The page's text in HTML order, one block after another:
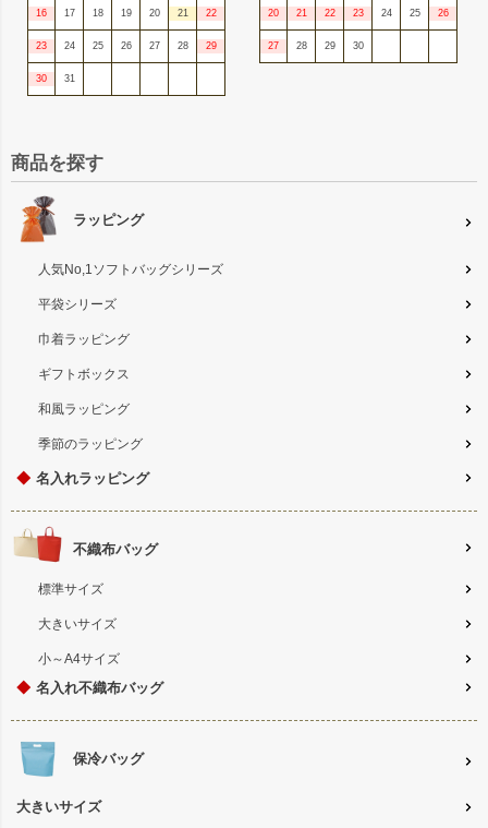
16 17 18 19 20 21 22
23 24 25 26 27 28 29
30 31
20 21 22 23 24 25 26
27 28 29 30
商品を探す
ラッピング
人気No,1ソフトバッグシリーズ
平袋シリーズ
巾着ラッピング
ギフトボックス
和風ラッピング
季節のラッピング
◆ 名入れラッピング
不織布バッグ
標準サイズ
大きいサイズ
小～A4サイズ
◆ 名入れ不織布バッグ
保冷バッグ
大きいサイズ